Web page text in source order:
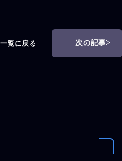
一覧に戻る 次の記事